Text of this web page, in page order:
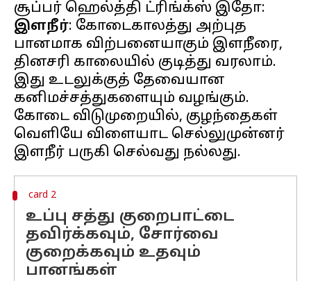
இளநீர்: கோடைகாலத்து அற்புத
பானமாக விற்பனையாகும் இளநீரை,
தினசரி காலையில் குடித்து வரலாம்.
இது உடலுக்குத் தேவையான
கனிமச்சத்துகளையும் வழங்கும்.
கோடை விடுமுறையில், குழந்தைகள்
வெளியே விளையாட செல்லுமுன்னர்
card 2
உப்பு சத்து குறைபாட்டை
தவிர்க்கவும், சோர்வை
குறைக்கவும் உதவும்
பானங்கள்